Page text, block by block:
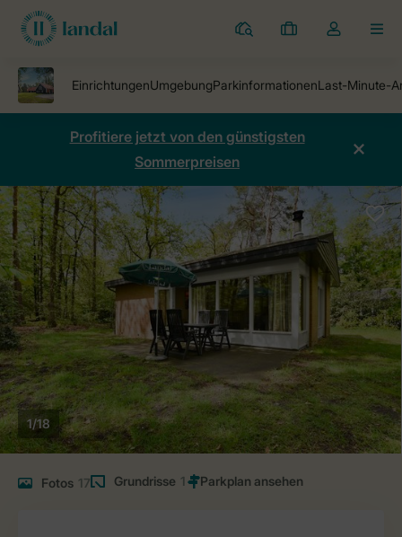
Ferienparks
Meine
Dropdown-
öffnen
Profitiere jetzt von den günstigsten
Sommerpreisen
1/18
Fotos 17 Grundrisse 1